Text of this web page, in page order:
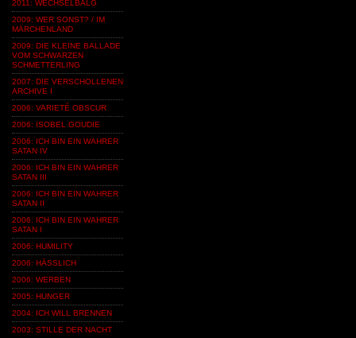
2011: WECHSELBALG
2009: WER SONST? / IM
MÄRCHENLAND
2009: DIE KLEINE BALLADE
VOM SCHWARZEN
SCHMETTERLING
2007: DIE VERSCHOLLENEN
ARCHIVE I
2006: VARIETÉ OBSCUR
2006: ISOBEL GOUDIE
2006: ICH BIN EIN WAHRER
SATAN IV
2006: ICH BIN EIN WAHRER
SATAN III
2006: ICH BIN EIN WAHRER
SATAN II
2006: ICH BIN EIN WAHRER
SATAN I
2006: HUMILITY
2006: HÄSSLICH
2006: WERBEN
2005: HUNGER
2004: ICH WILL BRENNEN
2003: STILLE DER NACHT